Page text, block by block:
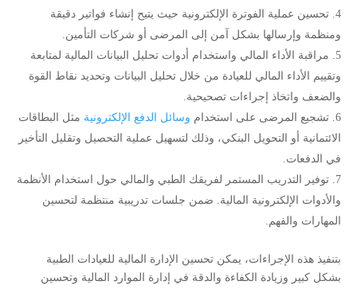
تحسين عملية الفوترة الإلكترونية حيث يتيح إنشاء فواتير دقيقة
ومنظمة وإرسالها بشكل آمن إلى المرضى أو شركات التأمين.
مراقبة الأداء المالي واستخدام أدوات تحليل البيانات المالية لمتابعة
وتقييم الأداء المالي للعيادة من خلال تحليل البيانات وتحديد نقاط القوة
والضعف واتخاذ إجراءات تصحيحية.
تشجيع المرضى على استخدام وسائل الدفع الإلكترونية مثل البطاقات
الائتمانية أو التحويل البنكي، وذلك لتسهيل عملية التحصيل وتقليل التأخير
في الدفعات.
توفير التدريب المستمر لفريقك الطبي والمالي حول استخدام الأنظمة
والأدوات الإلكترونية المالية. ضمن جلسات تدريبية منتظمة لتحسين
المهارات والفهم.
بتنفيذ هذه الإجراءات، يمكن تحسين الإدارة المالية للعيادات الطبية
بشكل كبير وزيادة الكفاءة والدقة في إدارة الموارد المالية وتحسين